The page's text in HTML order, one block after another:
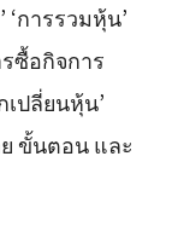
การรวมหุ้น’
ซื้อกิจการ
ปลี่ยนหุ้น’
ขั้นตอน และ